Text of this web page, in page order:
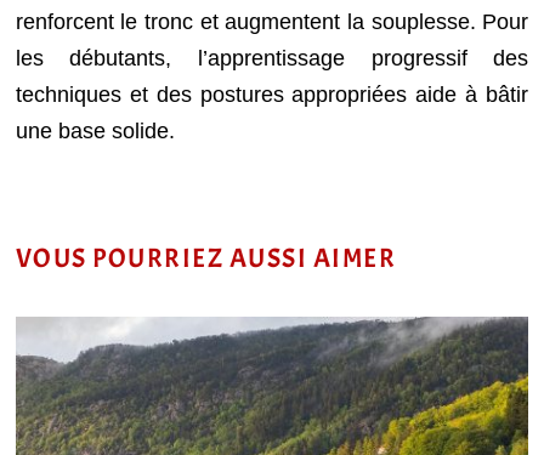
renforcent le tronc et augmentent la souplesse. Pour
les débutants, l’apprentissage progressif des
techniques et des postures appropriées aide à bâtir
une base solide.
VOUS POURRIEZ AUSSI AIMER